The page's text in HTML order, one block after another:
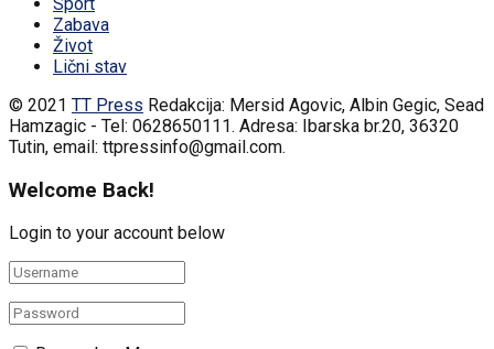
Zabava
Život
Lični stav
© 2021 TT Press Redakcija: Mersid Agovic, Albin Gegic, Sead
Hamzagic - Tel: 0628650111. Adresa: Ibarska br.20, 36320
Tutin, email: ttpressinfo@gmail.com.
Welcome Back!
Login to your account below